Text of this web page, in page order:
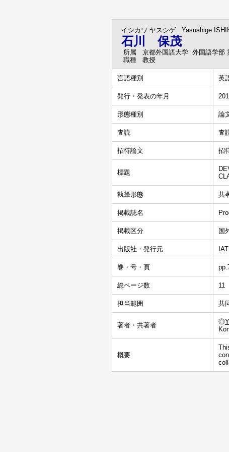
イシカワ ヤスシゲ Yasushige
石川 保茂
所属
京都外国語大学 外国語学部
職種
教授
言語種別 英
発行・発表の年月
形態種別 論
査読 査
招待論文 招
標題
執筆形態 共
掲載誌名
掲載区分 国
出版社・発行元
巻・号・頁
総ページ数 11
担当範囲 共
著者・共著者 ◎
概要